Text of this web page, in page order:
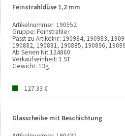
Feinstrahldüse 1,2 mm
Artikelnummer: 190552
Gruppe: Feinstrahler
Passt zu Artikelnr.: 190984, 190983,
190882, 190881, 190885, 190896,
Ab Serien Nr: 124860
Verkaufseinheit: 1 ST
Gewicht: 13g
127.33 €
Glasscheibe mit Beschichtung